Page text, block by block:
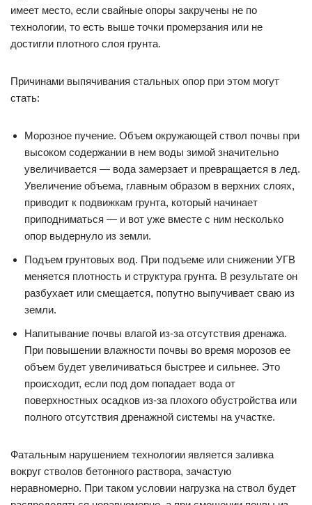
имеет место, если свайные опоры закручены не по
технологии, то есть выше точки промерзания или не
достигли плотного слоя грунта.
Причинами выпячивания стальных опор при этом могут
стать:
Морозное пучение. Объем окружающей ствол почвы при
высоком содержании в нем воды зимой значительно
увеличивается — вода замерзает и превращается в лед.
Увеличение объема, главным образом в верхних слоях,
приводит к подвижкам грунта, который начинает
приподниматься — и вот уже вместе с ним несколько
опор выдернуло из земли.
Подъем грунтовых вод. При подъеме или снижении УГВ
меняется плотность и структура грунта. В результате он
разбухает или смещается, попутно выпучивает сваю из
земли.
Напитывание почвы влагой из-за отсутствия дренажа.
При повышении влажности почвы во время морозов ее
объем будет увеличиваться быстрее и сильнее. Это
происходит, если под дом попадает вода от
поверхностных осадков из-за плохого обустройства или
полного отсутствия дренажной системы на участке.
Фатальным нарушением технологии является заливка
вокруг стволов бетонного раствора, зачастую
неравномерно. При таком условии нагрузка на ствол будет